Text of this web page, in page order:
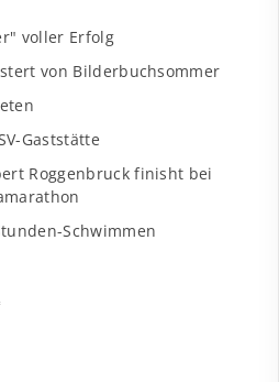
voller Erfolg
von Bilderbuchsommer
Gaststätte
Roggenbruck finisht bei
Schwimmen